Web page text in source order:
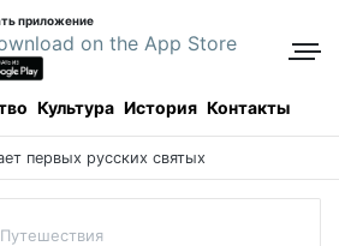
приложение
Культура История Контакты
первых русских святых
Путешествия